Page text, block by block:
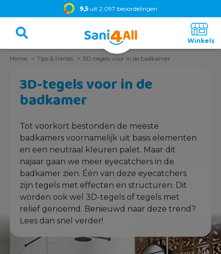
9,5 uit 2.097 beoordelingen
Home Tips & trends 3D-tegels voor in de badkamer
3D-tegels voor in de
badkamer
Tot voorkort bestonden de meeste
badkamers voornamelijk uit basis elementen
en een neutraal kleuren palet. Maar dit
najaar gaan we meer eyecatchers in de
badkamer zien. Één van deze eyecatchers
zijn tegels met effecten en structuren. Dit
worden ook wel 3D-tegels of tegels met
reliëf genoemd. Benieuwd naar deze trend?
Lees dan snel verder!